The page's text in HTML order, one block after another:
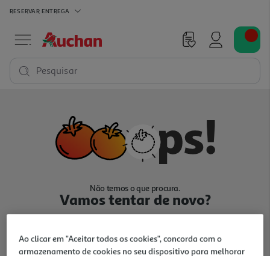
RESERVAR ENTREGA
Pesquisar
Não temos o que procura.
Vamos tentar de novo?
Ao clicar em "Aceitar todos os cookies", concorda com o
armazenamento de cookies no seu dispositivo para melhorar